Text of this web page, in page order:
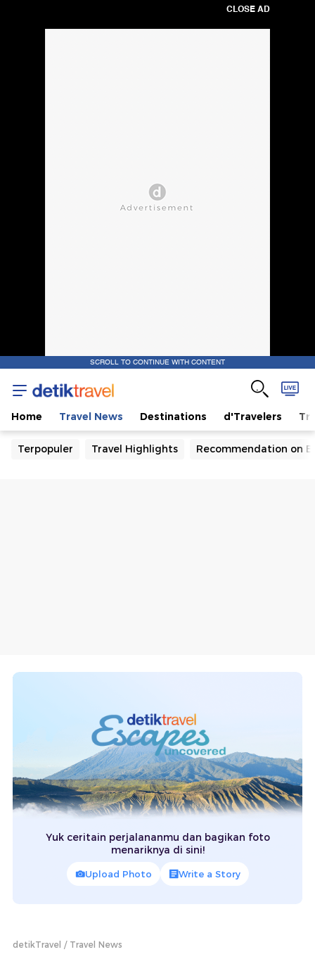
CLOSE AD
SCROLL TO CONTINUE WITH CONTENT
Home Travel News Destinations d'Travelers
Terpopuler Travel Highlights Recommendation on
Yuk ceritain perjalananmu dan bagikan foto
menariknya di sini!
Upload Photo Write a Story
detikTravel Travel News